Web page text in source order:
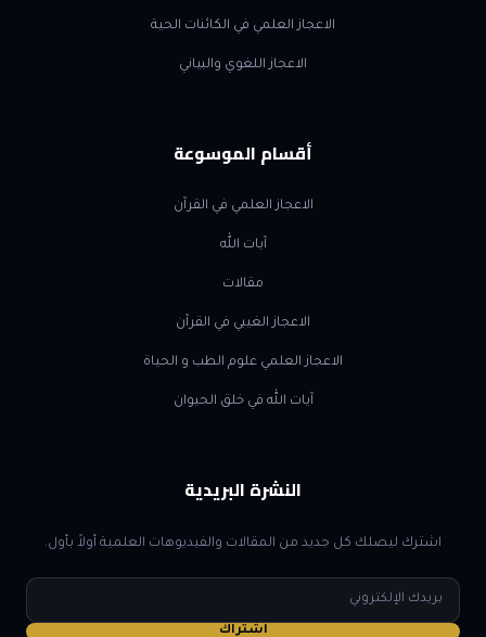
الاعجاز العلمي في الكائنات الحية
الاعجاز اللغوي والبياني
أقسام الموسوعة
الاعجاز العلمي في القرآن
آيات الله
مقالات
الاعجاز الغيبي في القرآن
الاعجاز العلمي علوم الطب و الحياة
آيات الله في خلق الحيوان
النشرة البريدية
اشترك ليصلك كل جديد من المقالات والفيديوهات العلمية أولاً بأول.
البريد
الإلكتروني
اشتراك